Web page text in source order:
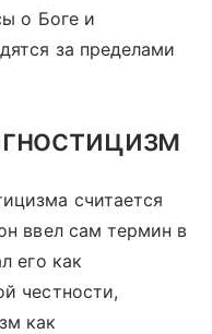
о Боге и
за пределами
считается
ввел сам термин в
его как
честности,
как